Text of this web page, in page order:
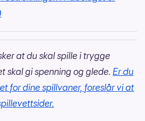
at du skal spille i trygge
skal gi spenning og glede. Er du
for dine spillvaner, foreslår vi at